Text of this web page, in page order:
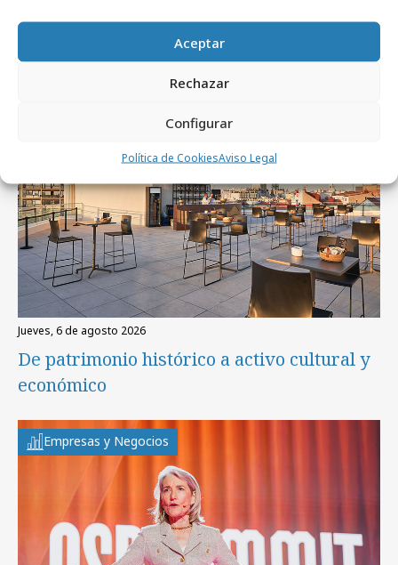
Aceptar
Rechazar
Configurar
Política de CookiesAviso Legal
Artículos recientes
jueves, 6 de agosto 2026
De patrimonio histórico a activo cultural y
económico
Empresas y Negocios